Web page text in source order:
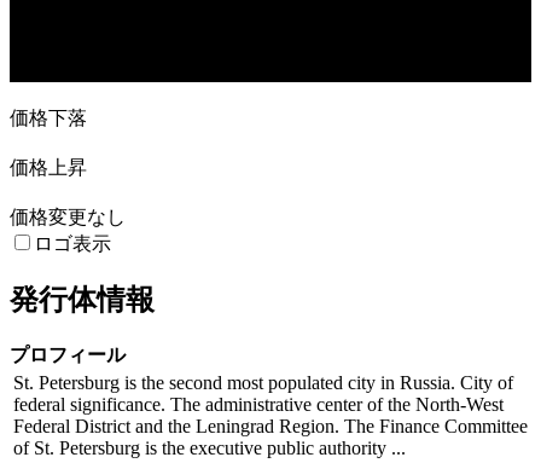
価格下落
価格上昇
価格変更なし
ロゴ表示
発行体情報
プロフィール
St. Petersburg is the second most populated city in Russia. City of
federal significance. The administrative center of the North-West
Federal District and the Leningrad Region. The Finance Committee
of St. Petersburg is the executive public authority ...